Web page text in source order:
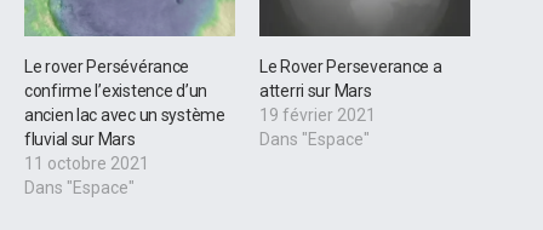
Le rover Persévérance
confirme l’existence d’un
ancien lac avec un système
fluvial sur Mars
11 octobre 2021
Dans "Espace"
Le Rover Perseverance a
atterri sur Mars
19 février 2021
Dans "Espace"